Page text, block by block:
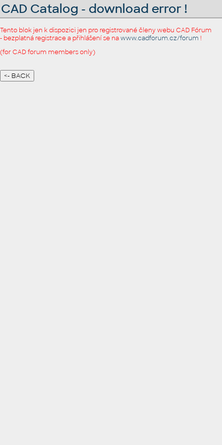
CAD Catalog - download error !
Tento blok jen k dispozici jen pro registrované členy webu CAD Fórum
- bezplatná registrace a přihlášení se nawww.cadforum.cz/forum !
(for CAD forum members only)